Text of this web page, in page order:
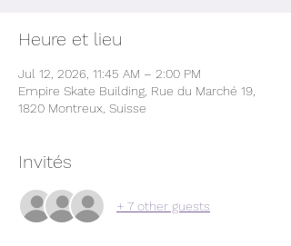
Heure et lieu
Jul 12, 2026, 11:45 AM – 2:00 PM
Empire Skate Building, Rue du Marché 19,
1820 Montreux, Suisse
Invités
+ 7 other guests